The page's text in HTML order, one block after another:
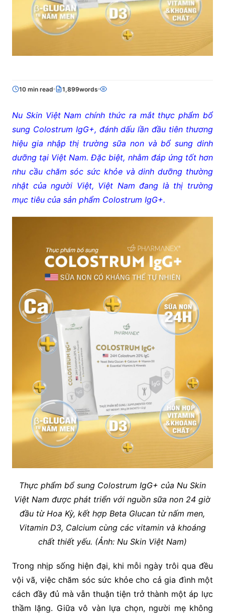
10 min read 1,899words
Nu Skin Việt Nam chính thức ra mắt thực phẩm bổ
sung Colostrum IgG+, đánh dấu lần đầu tiên thương
hiệu gia nhập thị trường sữa non và bổ sung dinh
dưỡng tại Việt Nam. Đặc biệt, nhằm đáp ứng tốt hơn
nhu cầu chăm sóc sức khỏe và dinh dưỡng thường
nhật của người Việt, Việt Nam đang là thị trường
mục tiêu của sản phẩm Colostrum IgG+.
Thực phẩm bổ sung Colostrum IgG+ của Nu Skin
Việt Nam được phát triển với nguồn sữa non 24 giờ
đầu từ Hoa Kỳ, kết hợp Beta Glucan từ nấm men,
Vitamin D3, Calcium cùng các vitamin và khoáng
chất thiết yếu. (Ảnh: Nu Skin Việt Nam)
Trong nhịp sống hiện đại, khi mỗi ngày trôi qua đều
vội vã, việc chăm sóc sức khỏe cho cả gia đình một
cách đầy đủ mà vẫn thuận tiện trở thành một áp lực
thầm lặng. Giữa vô vàn lựa chọn, người mẹ không